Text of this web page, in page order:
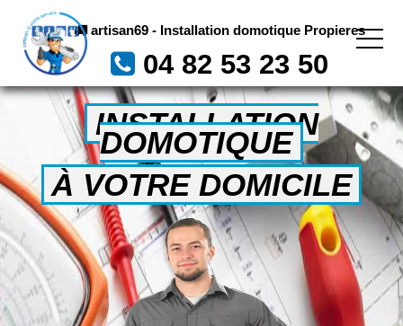
artisan69 - Installation domotique Propieres
04 82 53 23 50
INSTALLATION
DOMOTIQUE
À VOTRE DOMICILE